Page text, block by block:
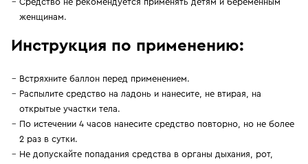
женщинам.
Инструкция по применению:
Встряхните баллон перед применением.
Распылите средство на ладонь и нанесите, не втирая, на
открытые участки тела.
По истечении 4 часов нанесите средство повторно, но не более
2 раз в сутки.
Не допускайте попадания средства в органы дыхания, рот,